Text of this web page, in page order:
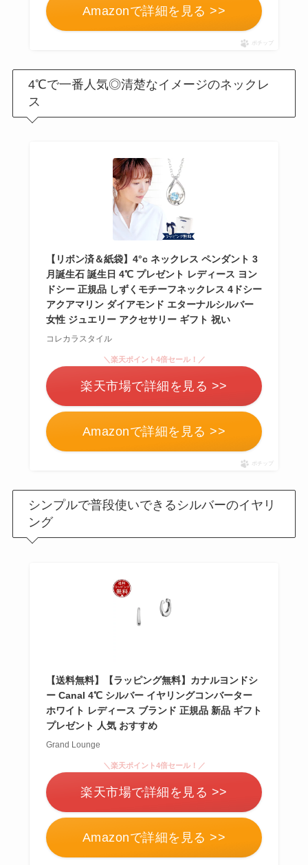
いらないと思われな
は嬉しくない？いら
気？100人に聞いてみ
SHIROのプレゼント
は嬉しくない
女性100人に聞いてみ
た！安いのはどれ？
Amazonで詳細を見る >>
ポチップ
4℃で一番人気◎清楚なイメージのネックレ
ス
【リボン済＆紙袋】4°c ネックレス ペンダント 3
月誕生石 誕生日 4℃ プレゼント レディース ヨン
ドシー 正規品 しずくモチーフネックレス 4ドシー
アクアマリン ダイアモンド エターナルシルバー
女性 ジュエリー アクセサリー ギフト 祝い
コレカラスタイル
Amazonで詳細を見る >>
＼楽天ポイント4倍セール！／
楽天市場で詳細を見る >>
ポチップ
シンプルで普段使いできるシルバーのイヤリ
ング
【送料無料】【ラッピング無料】カナルヨンドシ
ー Canal 4℃ シルバー イヤリングコンバーター
ホワイト レディース ブランド 正規品 新品 ギフト
プレゼント 人気 おすすめ
Grand Lounge
Amazonで詳細を見る >>
＼楽天ポイント4倍セール！／
楽天市場で詳細を見る >>